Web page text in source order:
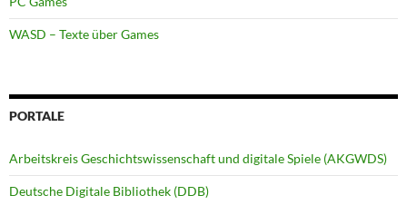
WASD – Texte über Games
PORTALE
Arbeitskreis Geschichtswissenschaft und digitale Spiele (AKGWDS)
Deutsche Digitale Bibliothek (DDB)